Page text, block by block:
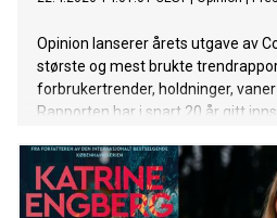
Opinion lanserer årets utgave av
største og mest brukte
forbrukertrender, holdninger,
Rapporten har i snart 20 år gitt
virksomheter, medier,